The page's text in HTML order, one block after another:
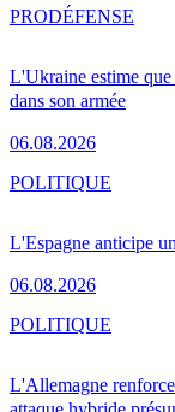
L'Ukraine estime que
dans son armée
06.08.2026
PRODÉFENSE
L'Espagne anticipe
06.08.2026
POLITIQUE
L'Allemagne
POLITIQUE